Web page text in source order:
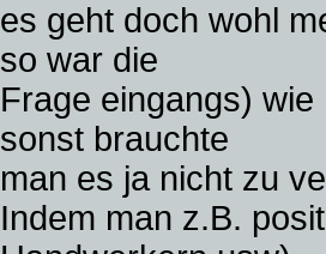
es geht doch wohl
so war die
Frage eingangs)
sonst brauchte
man es ja nicht zu
Indem man z.B.